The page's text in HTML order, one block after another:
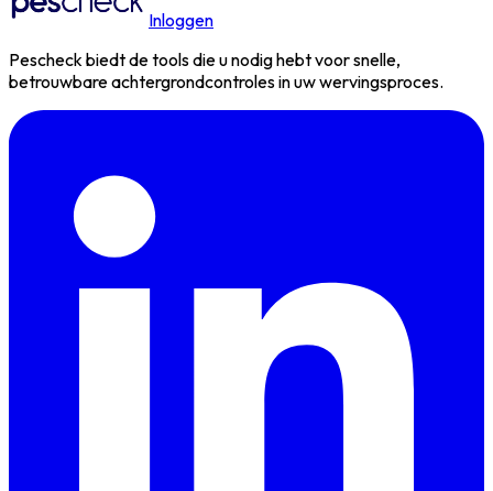
Inloggen
Pescheck biedt de tools die u nodig hebt voor snelle,
betrouwbare achtergrondcontroles in uw wervingsproces.